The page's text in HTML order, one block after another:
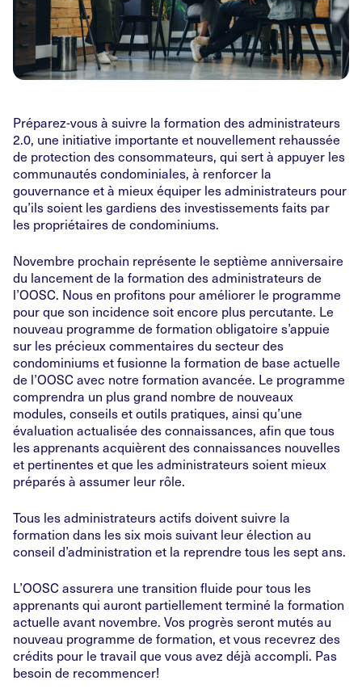
Préparez-vous à suivre la formation des administrateurs
2.0, une initiative importante et nouvellement rehaussée
de protection des consommateurs, qui sert à appuyer les
communautés condominiales, à renforcer la
gouvernance et à mieux équiper les administrateurs pour
qu’ils soient les gardiens des investissements faits par
les propriétaires de condominiums.
Novembre prochain représente le septième anniversaire
du lancement de la formation des administrateurs de
l’OOSC. Nous en profitons pour améliorer le programme
pour que son incidence soit encore plus percutante. Le
nouveau programme de formation obligatoire s’appuie
sur les précieux commentaires du secteur des
condominiums et fusionne la formation de base actuelle
de l’OOSC avec notre formation avancée. Le programme
comprendra un plus grand nombre de nouveaux
modules, conseils et outils pratiques, ainsi qu’une
évaluation actualisée des connaissances, afin que tous
les apprenants acquièrent des connaissances nouvelles
et pertinentes et que les administrateurs soient mieux
préparés à assumer leur rôle.
Tous les administrateurs actifs doivent suivre la
formation dans les six mois suivant leur élection au
conseil d’administration et la reprendre tous les sept ans.
L’OOSC assurera une transition fluide pour tous les
apprenants qui auront partiellement terminé la formation
actuelle avant novembre. Vos progrès seront mutés au
nouveau programme de formation, et vous recevrez des
crédits pour le travail que vous avez déjà accompli. Pas
besoin de recommencer!